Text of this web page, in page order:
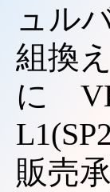
ュル
組換
に
販売